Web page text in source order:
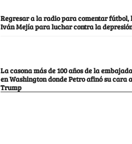
Regresar a la radio para comentar fútbol,
Iván Mejía para luchar contra la
La casona más de 100 años de la
en Washington donde Petro afinó su cara
Trump